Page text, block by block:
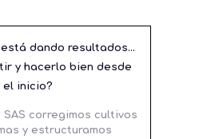
dando resultados…
y hacerlo bien desde
el inicio?
SAS corregimos cultivos
y estructuramos